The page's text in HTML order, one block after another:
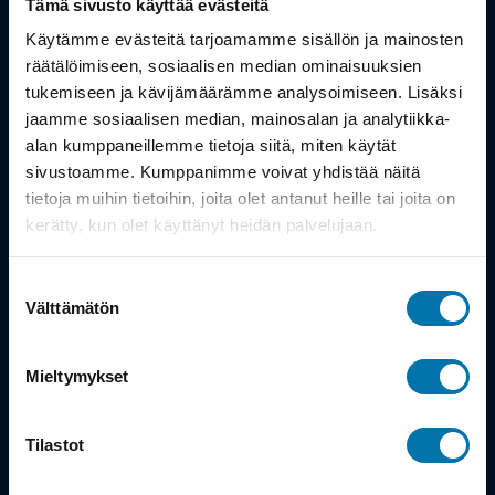
Tämä sivusto käyttää evästeitä
Käytämme evästeitä tarjoamamme sisällön ja mainosten
räätälöimiseen, sosiaalisen median ominaisuuksien
tukemiseen ja kävijämäärämme analysoimiseen. Lisäksi
jaamme sosiaalisen median, mainosalan ja analytiikka-
alan kumppaneillemme tietoja siitä, miten käytät
sivustoamme. Kumppanimme voivat yhdistää näitä
tietoja muihin tietoihin, joita olet antanut heille tai joita on
kerätty, kun olet käyttänyt heidän palvelujaan.
valinta
Välttämätön
Mieltymykset
Tilastot
Työsuhdepyörä
Info
Toimitus
Takuu ja palautukset
Maksutavat